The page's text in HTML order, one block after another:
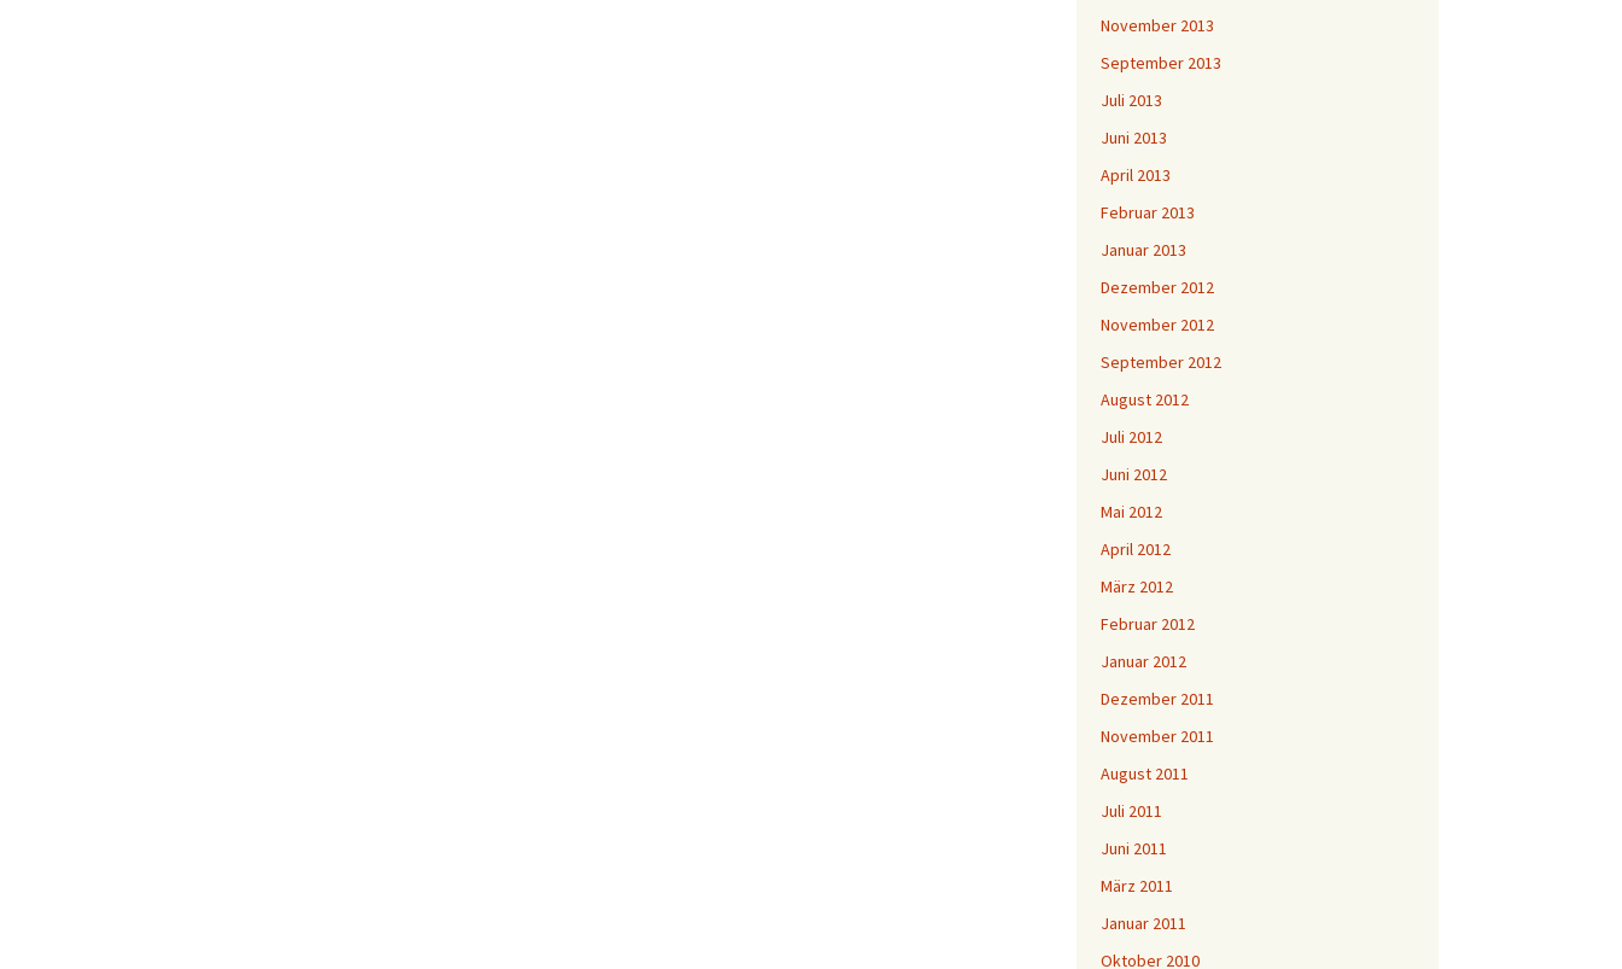
November 2013
September 2013
Juli 2013
Juni 2013
April 2013
Februar 2013
Januar 2013
Dezember 2012
November 2012
September 2012
August 2012
Juli 2012
Juni 2012
Mai 2012
April 2012
März 2012
Februar 2012
Januar 2012
Dezember 2011
November 2011
August 2011
Juli 2011
Juni 2011
März 2011
Januar 2011
Oktober 2010